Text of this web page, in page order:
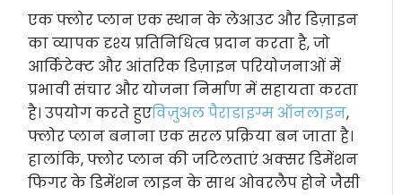
एक फ्लोर प्लान एक स्थान के लेआउट और डिज़ाइन
का व्यापक दृश्य प्रतिनिधित्व प्रदान करता है, जो
आर्किटेक्ट और आंतरिक डिज़ाइन परियोजनाओं में
प्रभावी संचार और योजना निर्माण में सहायता करता
है। उपयोग करते हुएविज़ुअल पैराडाइग्म ऑनलाइन,
फ्लोर प्लान बनाना एक सरल प्रक्रिया बन जाता है।
हालांकि, फ्लोर प्लान की जटिलताएं अक्सर डिमेंशन
फिगर के डिमेंशन लाइन के साथ ओवरलैप होने जैसी